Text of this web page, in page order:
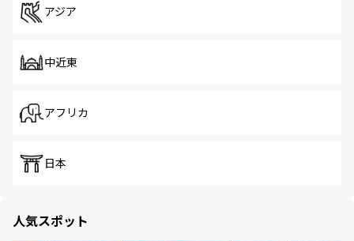
アジア
中近東
アフリカ
日本
人気スポット